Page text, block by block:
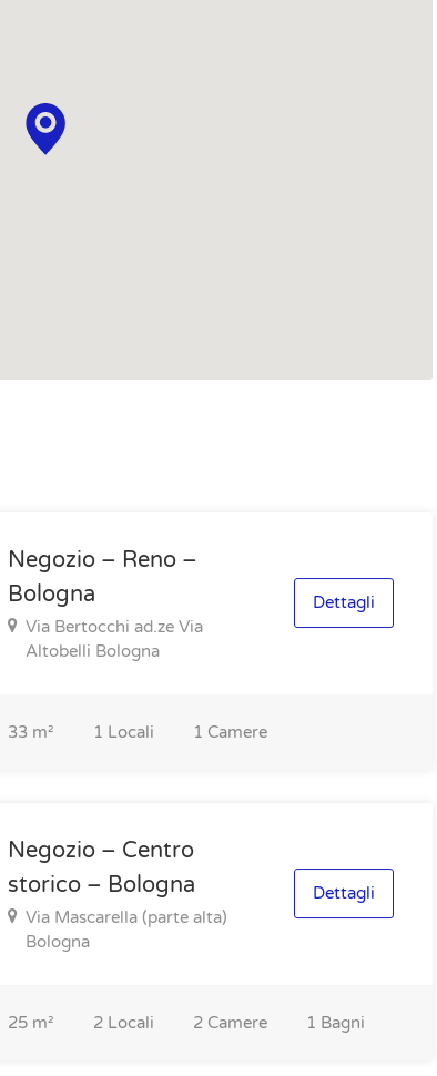
Negozio – Reno –
Bologna
Via Bertocchi ad.ze Via
Altobelli Bologna
Dettagli
33m² 1 Locali 1 Camere
Negozio – Centro
storico – Bologna
Via Mascarella (parte alta)
Bologna
Dettagli
25m² 2Locali 2Camere 1 Bagni